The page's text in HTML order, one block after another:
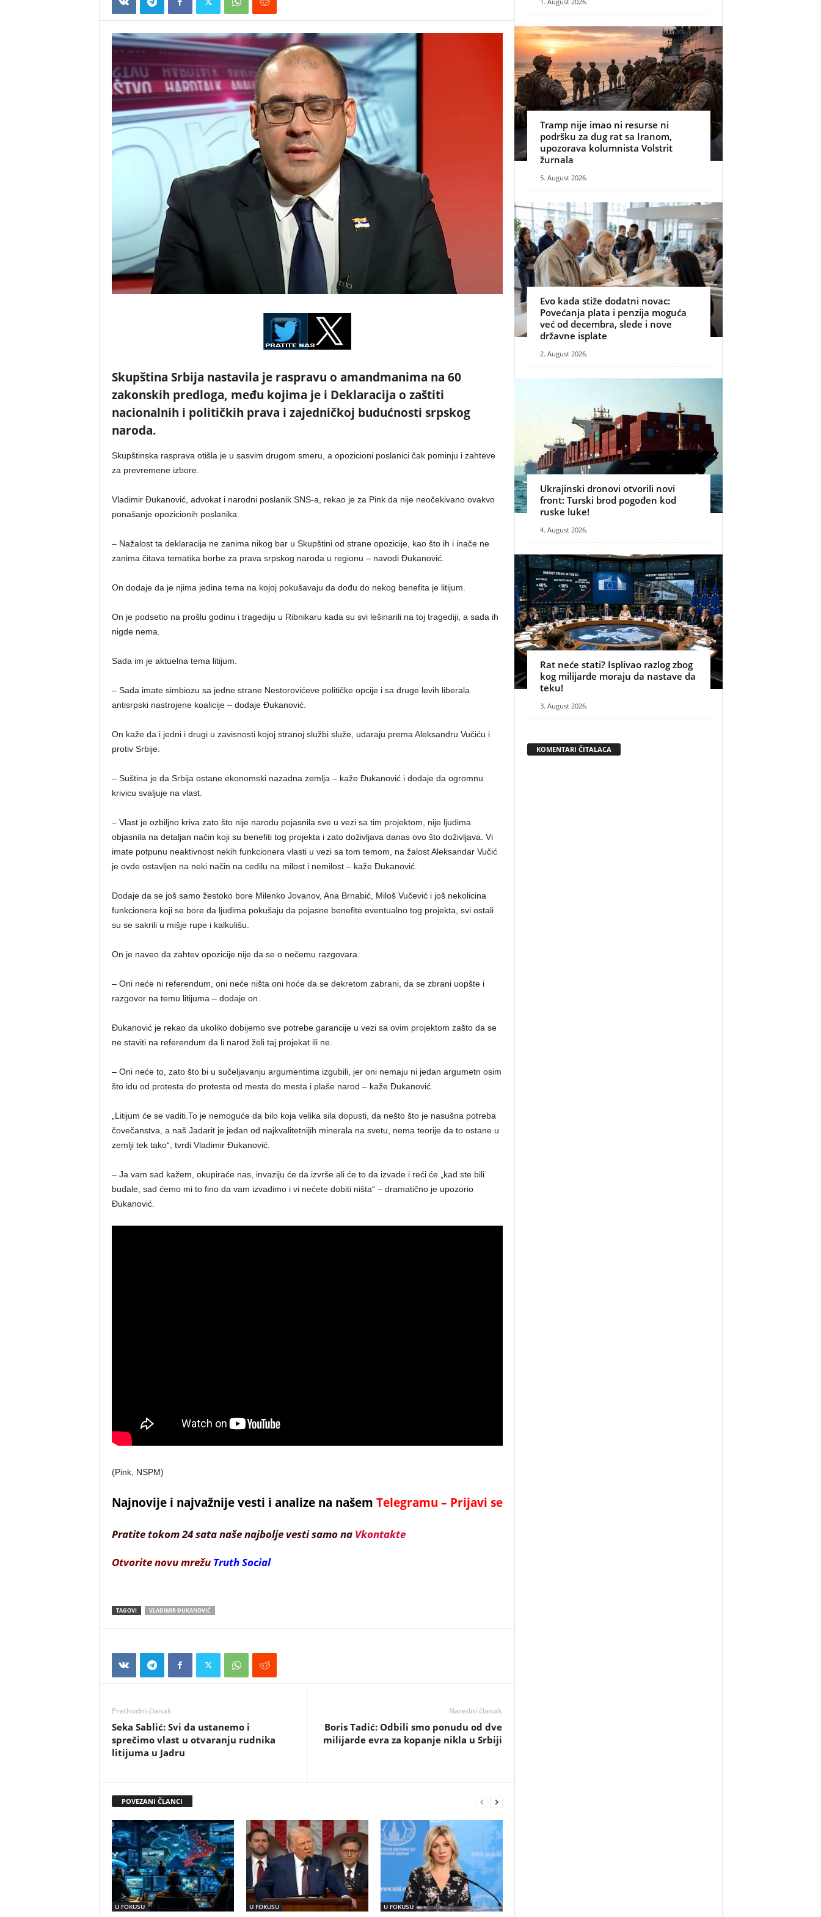
Skupština Srbija nastavila je raspravu o amandmanima na 60
zakonskih predloga, među kojima je i Deklaracija o zaštiti
nacionalnih i političkih prava i zajedničkoj budućnosti srpskog
naroda.
Skupštinska rasprava otišla je u sasvim drugom smeru, a opozicioni poslanici čak pominju i zahteve
za prevremene izbore.
Vladimir Đukanović, advokat i narodni poslanik SNS-a, rekao je za Pink da nije neočekivano ovakvo
ponašanje opozicionih poslanika.
– Nažalost ta deklaracija ne zanima nikog bar u Skupštini od strane opozicije, kao što ih i inače ne
zanima čitava tematika borbe za prava srpskog naroda u regionu – navodi Đukanović.
On dodaje da je njima jedina tema na kojoj pokušavaju da dođu do nekog benefita je litijum.
On je podsetio na prošlu godinu i tragediju u Ribnikaru kada su svi lešinarili na toj tragediji, a sada ih
nigde nema.
Sada im je aktuelna tema litijum.
– Sada imate simbiozu sa jedne strane Nestorovićeve političke opcije i sa druge levih liberala
antisrpski nastrojene koalicije – dodaje Đukanović.
On kaže da i jedni i drugi u zavisnosti kojoj stranoj službi služe, udaraju prema Aleksandru Vučiću i
protiv Srbije.
– Suština je da Srbija ostane ekonomski nazadna zemlja – kaže Đukanović i dodaje da ogromnu
krivicu svaljuje na vlast.
– Vlast je ozbiljno kriva zato što nije narodu pojasnila sve u vezi sa tim projektom, nije ljudima
objasnila na detaljan način koji su benefiti tog projekta i zato doživljava danas ovo što doživljava. Vi
imate potpunu neaktivnost nekih funkcionera vlasti u vezi sa tom temom, na žalost Aleksandar Vučić
je ovde ostavljen na neki način na cedilu na milost i nemilost – kaže Đukanović.
Dodaje da se još samo žestoko bore Milenko Jovanov, Ana Brnabić, Miloš Vučević i još nekolicina
funkcionera koji se bore da ljudima pokušaju da pojasne benefite eventualno tog projekta, svi ostali
su se sakrili u mišje rupe i kalkulišu.
On je naveo da zahtev opozicije nije da se o nečemu razgovara.
– Oni neće ni referendum, oni neće ništa oni hoće da se dekretom zabrani, da se zbrani uopšte i
razgovor na temu litijuma – dodaje on.
Đukanović je rekao da ukoliko dobijemo sve potrebe garancije u vezi sa ovim projektom zašto da se
ne staviti na referendum da li narod želi taj projekat ili ne.
– Oni neće to, zato što bi u sučeljavanju argumentima izgubili, jer oni nemaju ni jedan argumetn osim
što idu od protesta do protesta od mesta do mesta i plaše narod – kaže Đukanović.
„Litijum će se vaditi.To je nemoguće da bilo koja velika sila dopusti, da nešto što je nasušna potreba
čovečanstva, a naš Jadarit je jedan od najkvalitetnijih minerala na svetu, nema teorije da to ostane u
zemlji tek tako“, tvrdi Vladimir Đukanović.
– Ja vam sad kažem, okupiraće nas, invaziju će da izvrše ali će to da izvade i reći će „kad ste bili
budale, sad ćemo mi to fino da vam izvadimo i vi nećete dobiti ništa“ – dramatično je upozorio
Đukanović.
(Pink, NSPM)
Najnovije i najvažnije vesti i analize na našem Telegramu – Prijavi se
Pratite tokom 24 sata naše najbolje vesti samo na Vkontakte
Otvorite novu mrežu Truth Social
TAGOVI VLADIMIR ĐUKANOVIĆ
Prethodni članak
Seka Sablić: Svi da ustanemo i
sprečimo vlast u otvaranju rudnika
litijuma u Jadru
Naredni članak
Boris Tadić: Odbili smo ponudu od dve
milijarde evra za kopanje nikla u Srbiji
POVEZANI ČLANCI
U FOKUSU U FOKUSU U FOKUSU
Tramp nije imao ni resurse ni
podršku za dug rat sa Iranom,
upozorava kolumnista Volstrit
žurnala
5. August 2026.
Evo kada stiže dodatni novac:
Povećanja plata i penzija moguća
već od decembra, slede i nove
državne isplate
2. August 2026.
Ukrajinski dronovi otvorili novi
front: Turski brod pogođen kod
ruske luke!
4. August 2026.
Rat neće stati? Isplivao razlog zbog
kog milijarde moraju da nastave da
teku!
3. August 2026.
KOMENTARI ČITALACA